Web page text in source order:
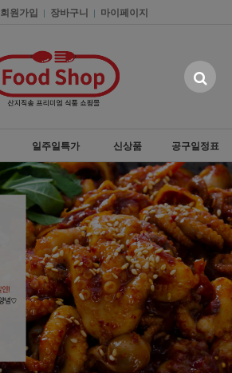
회원가입 | 장바구니 | 마이페이지
일주일특가 신상품 공구일정표